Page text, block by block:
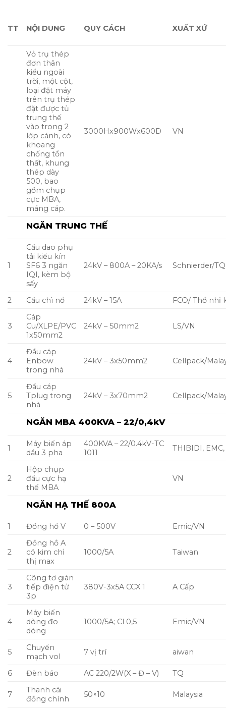
TT NỘI DUNG QUY CÁCH XUẤT XỨ
Vỏ trụ thép
đơn thân
kiểu ngoài
trời, một cột,
loại đặt máy
trên trụ thép
đặt được tủ
trung thế
vào trong 2
lớp cánh, có
khoang
chống tổn
thất, khung
thép dày
500, bao
gồm chụp
cực MBA,
máng cáp.
3000Hx900Wx600D VN
NGĂN TRUNG THẾ
1
Cầu dao phụ
tải kiểu kín
SF6 3 ngăn
IQI, kèm bộ
sấy
24kV – 800A – 20KA/s Schnierder/TQ
2 Cầu chì nổ 24kV – 15A FCO/ Thổ nhĩ
3
Cáp
Cu/XLPE/PVC
1x50mm2
24kV – 50mm2 LS/VN
4
Đầu cáp
Enbow
trong nhà
24kV – 3x50mm2 Cellpack/
5
Đầu cáp
Tplug trong
nhà
24kV – 3x70mm2 Cellpack/
NGĂN MBA 400KVA – 22/0,4kV
1
Máy biến áp
dầu 3 pha
400KVA – 22/0.4kV-TC
1011
THIBIDI,
2
Hộp chụp
đầu cực hạ
thế MBA
VN
NGĂN HẠ THẾ 800A
1 Đồng hồ V 0 – 500V Emic/VN
2
Đồng hồ A
có kim chỉ
thị max
1000/5A Taiwan
3
Công tơ gián
tiếp điện tử
3p
380V-3x5A CCX 1 A Cấp
4
Máy biến
dòng đo
dòng
1000/5A; Cl 0,5 Emic/VN
5
Chuyển
mạch vol
7 vị trí aiwan
6 Đèn báo AC 220/2W(X – Đ – V) TQ
7
Thanh cái
đồng chính
50×10 Malaysia